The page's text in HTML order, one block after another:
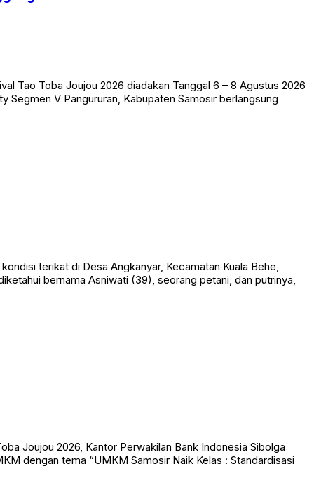
Tao Toba Joujou 2026 diadakan Tanggal 6 – 8 Agustus 2026
Segmen V Pangururan, Kabupaten Samosir berlangsung
terikat di Desa Angkanyar, Kecamatan Kuala Behe,
bernama Asniwati (39), seorang petani, dan putrinya,
Joujou 2026, Kantor Perwakilan Bank Indonesia Sibolga
dengan tema “UMKM Samosir Naik Kelas : Standardisasi